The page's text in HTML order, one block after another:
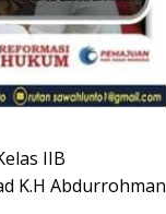
IIB
K.H Abdurrohman